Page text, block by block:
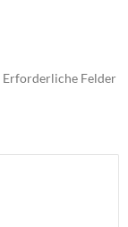
Erforderliche Felder